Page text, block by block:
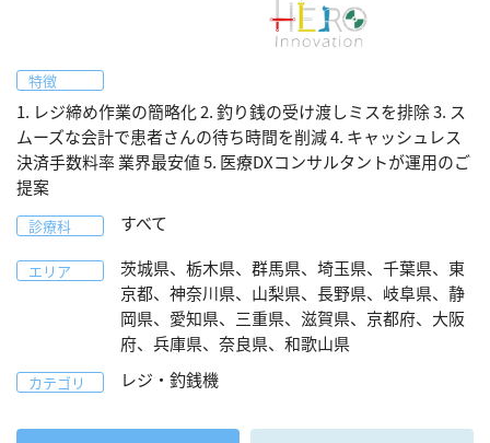
特徴
1. レジ締め作業の簡略化 2. 釣り銭の受け渡しミスを排除 3. ス
ムーズな会計で患者さんの待ち時間を削減 4. キャッシュレス
決済手数料率 業界最安値 5. 医療DXコンサルタントが運用のご
提案
診療科 すべて
エリア
茨城県、栃木県、群馬県、埼玉県、千葉県、東
京都、神奈川県、山梨県、長野県、岐阜県、静
岡県、愛知県、三重県、滋賀県、京都府、大阪
府、兵庫県、奈良県、和歌山県
カテゴリ レジ・釣銭機